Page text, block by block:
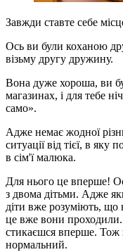
Завжди ставте себе
Ось ви були коханою
візьму другу дружину.
Вона дуже хороша, ви
магазинах, і для тебе
само».
Адже немає жодної
ситуації від тієї, в
в сім'ї малюка.
Для нього це вперше!
з двома дітьми. Адже
діти вже розуміють, що
це вже вони
стикаєшся вперше. Тож
нормальний.